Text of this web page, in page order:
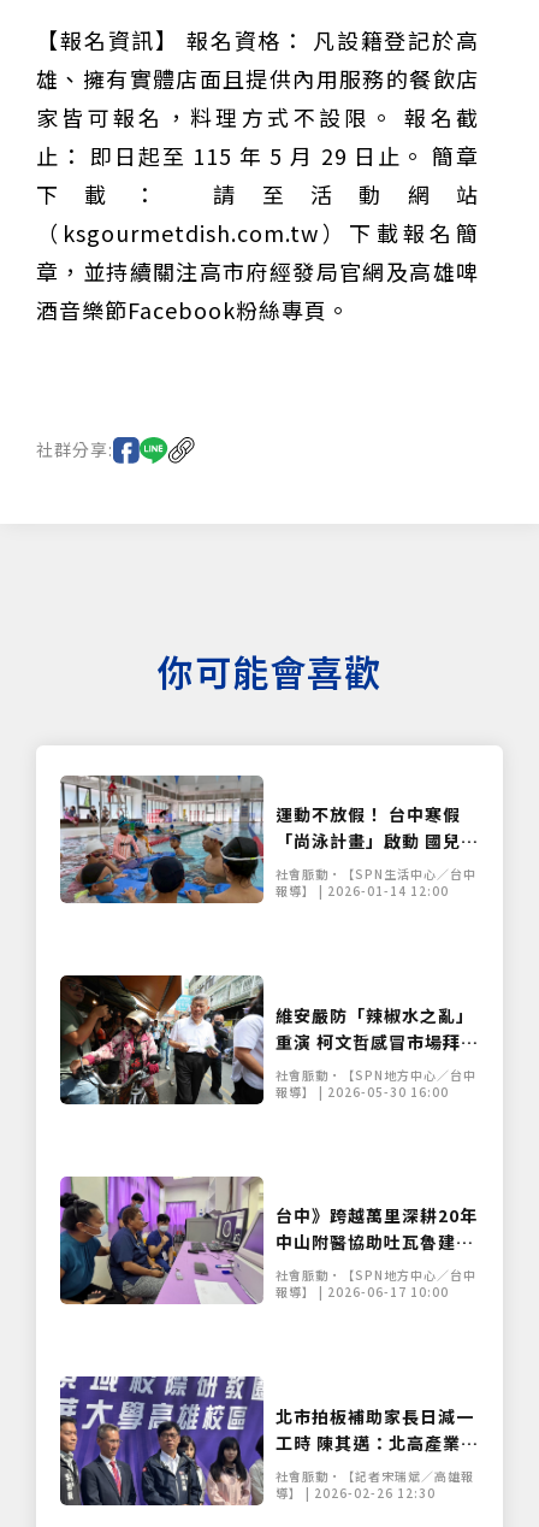
【報名資訊】 報名資格： 凡設籍登記於高
雄、擁有實體店面且提供內用服務的餐飲店
家皆可報名，料理方式不設限。 報名截
止： 即日起至 115 年 5 月 29 日止。 簡章
下載： 請至活動網站
（ksgourmetdish.com.tw）下載報名簡
章，並持續關注高市府經發局官網及高雄啤
酒音樂節Facebook粉絲專頁。
社群分享:
你可能會喜歡
運動不放假！ 台中寒假
「尚泳計畫」啟動 國兒運
冬令營引爆報名熱潮
社會脈動•【SPN生活中心／台中
報導】 | 2026-01-14 12:00
維安嚴防「辣椒水之亂」
重演 柯文哲感冒市場拜票
遇嗆聲 警方出動優勢警力
隔離
社會脈動•【SPN地方中心／台中
報導】 | 2026-05-30 16:00
台中》跨越萬里深耕20年
中山附醫協助吐瓦魯建置
首套急診檢傷系統
社會脈動•【SPN地方中心／台中
報導】 | 2026-06-17 10:00
北市拍板補助家長日減一
工時 陳其邁：北高產業結
構有別暫不跟進
社會脈動•【記者宋瑞斌／高雄報
導】 | 2026-02-26 12:30